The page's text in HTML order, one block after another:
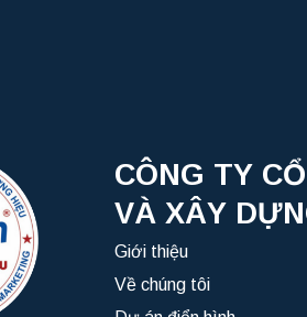
CÔNG TY
VÀ XÂY
Giới thiệu
Về chúng tôi